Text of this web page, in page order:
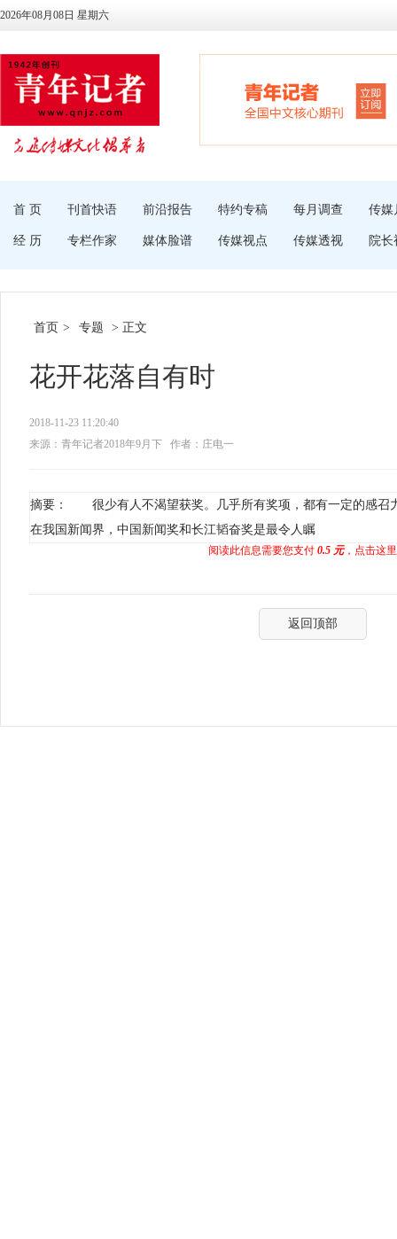
2026年08月08日 星期六
首 页 刊首快语 前沿报告 特约专稿 每月调查 传媒
经 历 专栏作家 媒体脸谱 传媒视点 传媒透视 院长
首页 > 专题 > 正文
花开花落自有时
2018-11-23 11:20:40
来源：青年记者2018年9月下
作者：庄电一
摘要： 很少有人不渴望获奖。几乎所有奖项，都有一定的感召
在我国新闻界，中国新闻奖和长江韬奋奖是最令人瞩
阅读此信息需要您支付 0.5 元，点击这
返回顶部